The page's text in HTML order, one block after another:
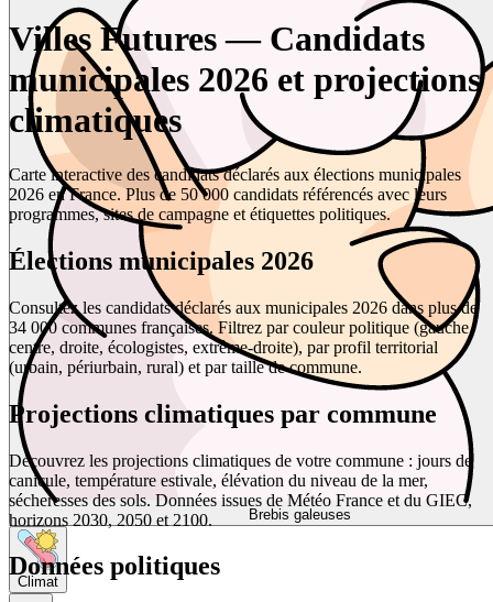
Brebis galeuses
Climat
Villes Futures — Candidats
municipales 2026 et projections
climatiques
Carte interactive des candidats déclarés aux élections municipales
2026 en France. Plus de 50 000 candidats référencés avec leurs
programmes, sites de campagne et étiquettes politiques.
Élections municipales 2026
Consultez les candidats déclarés aux municipales 2026 dans plus de
34 000 communes françaises. Filtrez par couleur politique (gauche,
centre, droite, écologistes, extrême-droite), par profil territorial
(urbain, périurbain, rural) et par taille de commune.
Projections climatiques par commune
Découvrez les projections climatiques de votre commune : jours de
canicule, température estivale, élévation du niveau de la mer,
sécheresses des sols. Données issues de Météo France et du GIEC,
horizons 2030, 2050 et 2100.
Données politiques